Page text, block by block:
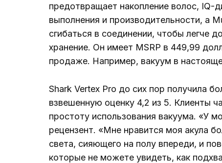
предотвращает накопление волос, IQ-
выполнения и производительности, а
сгибаться в соединении, чтобы легче
хранение. Он имеет MSRP в 449,99
продаже. Например, вакуум в
Shark Vertex Pro до сих пор получила
взвешенную оценку 4,2 из 5. Клиенты
простоту использования вакуума. «У
рецензент. «Мне нравится моя акула
света, сияющего на полу впереди, и
которые не можете увидеть, как